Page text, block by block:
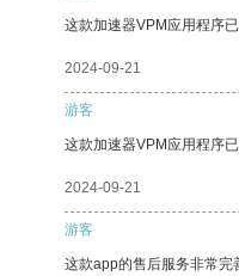
这款加速器VPM应用程序
2024-09-21
游客
这款加速器VPM应用程序
2024-09-21
游客
这款app的售后服务非常完